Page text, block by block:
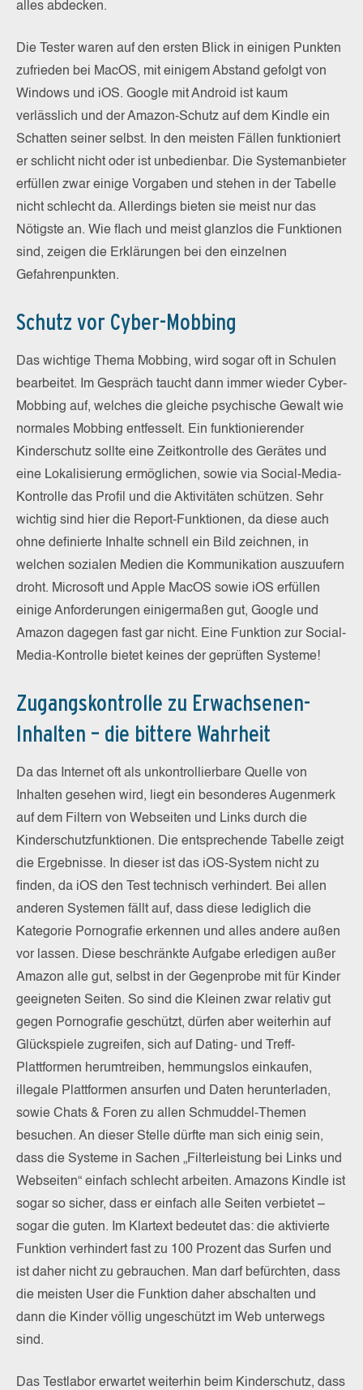
alles abdecken.
Die Tester waren auf den ersten Blick in einigen Punkten
zufrieden bei MacOS, mit einigem Abstand gefolgt von
Windows und iOS. Google mit Android ist kaum
verlässlich und der Amazon-Schutz auf dem Kindle ein
Schatten seiner selbst. In den meisten Fällen funktioniert
er schlicht nicht oder ist unbedienbar. Die Systemanbieter
erfüllen zwar einige Vorgaben und stehen in der Tabelle
nicht schlecht da. Allerdings bieten sie meist nur das
Nötigste an. Wie flach und meist glanzlos die Funktionen
sind, zeigen die Erklärungen bei den einzelnen
Gefahrenpunkten.
Schutz vor Cyber-Mobbing
Das wichtige Thema Mobbing, wird sogar oft in Schulen
bearbeitet. Im Gespräch taucht dann immer wieder Cyber-
Mobbing auf, welches die gleiche psychische Gewalt wie
normales Mobbing entfesselt. Ein funktionierender
Kinderschutz sollte eine Zeitkontrolle des Gerätes und
eine Lokalisierung ermöglichen, sowie via Social-Media-
Kontrolle das Profil und die Aktivitäten schützen. Sehr
wichtig sind hier die Report-Funktionen, da diese auch
ohne definierte Inhalte schnell ein Bild zeichnen, in
welchen sozialen Medien die Kommunikation auszuufern
droht. Microsoft und Apple MacOS sowie iOS erfüllen
einige Anforderungen einigermaßen gut, Google und
Amazon dagegen fast gar nicht. Eine Funktion zur Social-
Media-Kontrolle bietet keines der geprüften Systeme!
Zugangskontrolle zu Erwachsenen-
Inhalten – die bittere Wahrheit
Da das Internet oft als unkontrollierbare Quelle von
Inhalten gesehen wird, liegt ein besonderes Augenmerk
auf dem Filtern von Webseiten und Links durch die
Kinderschutzfunktionen. Die entsprechende Tabelle zeigt
die Ergebnisse. In dieser ist das iOS-System nicht zu
finden, da iOS den Test technisch verhindert. Bei allen
anderen Systemen fällt auf, dass diese lediglich die
Kategorie Pornografie erkennen und alles andere außen
vor lassen. Diese beschränkte Aufgabe erledigen außer
Amazon alle gut, selbst in der Gegenprobe mit für Kinder
geeigneten Seiten. So sind die Kleinen zwar relativ gut
gegen Pornografie geschützt, dürfen aber weiterhin auf
Glückspiele zugreifen, sich auf Dating- und Treff-
Plattformen herumtreiben, hemmungslos einkaufen,
illegale Plattformen ansurfen und Daten herunterladen,
sowie Chats & Foren zu allen Schmuddel-Themen
besuchen. An dieser Stelle dürfte man sich einig sein,
dass die Systeme in Sachen „Filterleistung bei Links und
Webseiten“ einfach schlecht arbeiten. Amazons Kindle ist
sogar so sicher, dass er einfach alle Seiten verbietet –
sogar die guten. Im Klartext bedeutet das: die aktivierte
Funktion verhindert fast zu 100 Prozent das Surfen und
ist daher nicht zu gebrauchen. Man darf befürchten, dass
die meisten User die Funktion daher abschalten und
dann die Kinder völlig ungeschützt im Web unterwegs
sind.
Das Testlabor erwartet weiterhin beim Kinderschutz, dass